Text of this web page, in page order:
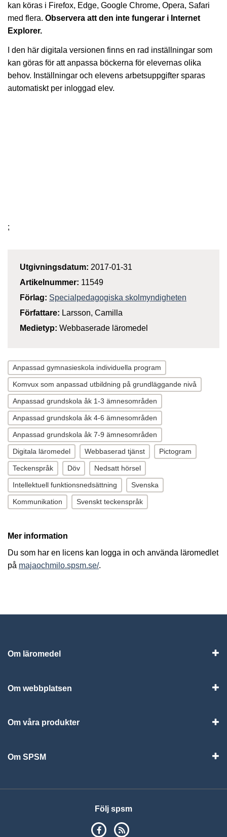
kan köras i Firefox, Edge, Google Chrome, Opera, Safari
med flera. Observera att den inte fungerar i Internet
Explorer.
I den här digitala versionen finns en rad inställningar som
kan göras för att anpassa böckerna för elevernas olika
behov. Inställningar och elevens arbetsuppgifter sparas
automatiskt per inloggad elev.
;
Utgivningsdatum: 2017-01-31
Artikelnummer: 11549
Förlag: Specialpedagogiska skolmyndigheten
Författare: Larsson, Camilla
Medietyp: Webbaserade läromedel
Anpassad gymnasieskola individuella program
Komvux som anpassad utbildning på grundläggande nivå
Anpassad grundskola åk 1-3 ämnesområden
Anpassad grundskola åk 4-6 ämnesområden
Anpassad grundskola åk 7-9 ämnesområden
Digitala läromedel Webbaserad tjänst Pictogram
Teckenspråk Döv Nedsatt hörsel
Intellektuell funktionsnedsättning Svenska
Kommunikation Svenskt teckenspråk
Mer information
Du som har en licens kan logga in och använda läromedlet
på majaochmilo.spsm.se/.
Om läromedel
Om webbplatsen
Om våra produkter
Om SPSM
Följ spsm
SPSM på Facebook